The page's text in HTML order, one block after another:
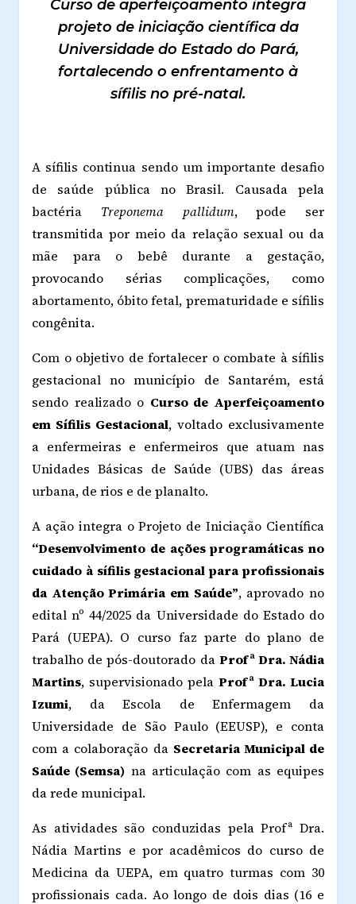
Curso de aperfeiçoamento integra
projeto de iniciação científica da
Universidade do Estado do Pará,
fortalecendo o enfrentamento à
sífilis no pré-natal.
A sífilis continua sendo um importante desafio
de saúde pública no Brasil. Causada pela
bactéria Treponema pallidum, pode ser
transmitida por meio da relação sexual ou da
mãe para o bebê durante a gestação,
provocando sérias complicações, como
abortamento, óbito fetal, prematuridade e sífilis
congênita.
Com o objetivo de fortalecer o combate à sífilis
gestacional no município de Santarém, está
sendo realizado o Curso de Aperfeiçoamento
em Sífilis Gestacional, voltado exclusivamente
a enfermeiras e enfermeiros que atuam nas
Unidades Básicas de Saúde (UBS) das áreas
urbana, de rios e de planalto.
A ação integra o Projeto de Iniciação Científica
“Desenvolvimento de ações programáticas no
cuidado à sífilis gestacional para profissionais
da Atenção Primária em Saúde”, aprovado no
edital nº 44/2025 da Universidade do Estado do
Pará (UEPA). O curso faz parte do plano de
trabalho de pós-doutorado da Profª Dra. Nádia
Martins, supervisionado pela Profª Dra. Lucia
Izumi, da Escola de Enfermagem da
Universidade de São Paulo (EEUSP), e conta
com a colaboração da Secretaria Municipal de
Saúde (Semsa) na articulação com as equipes
da rede municipal.
As atividades são conduzidas pela Profª Dra.
Nádia Martins e por acadêmicos do curso de
Medicina da UEPA, em quatro turmas com 30
profissionais cada. Ao longo de dois dias (16 e